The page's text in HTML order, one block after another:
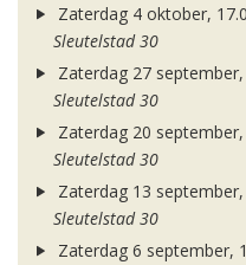
Zaterdag 4 oktober,
Sleutelstad 30
Zaterdag 27
Sleutelstad 30
Zaterdag 20
Sleutelstad 30
Zaterdag 13
Sleutelstad 30
Zaterdag 6 september,